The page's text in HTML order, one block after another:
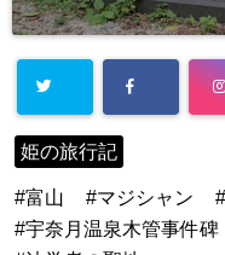
姫の旅行記
富山 マジシャン
宇奈月温泉木管事件碑